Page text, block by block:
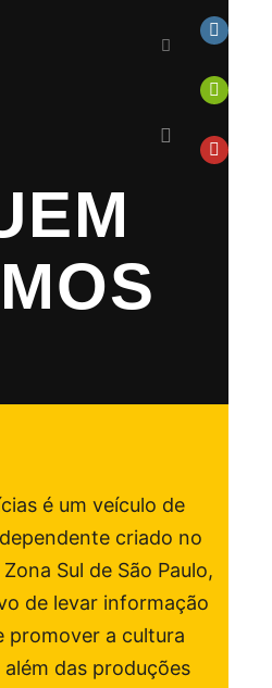
é um veículo de
criado no
Sul de São Paulo,
de levar informação
promover a cultura
das produções